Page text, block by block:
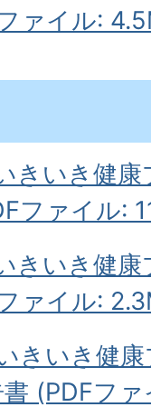
ァイル:
きいき健
ファイル:
きいき健
ァイル:
きいき健
(PDFフ